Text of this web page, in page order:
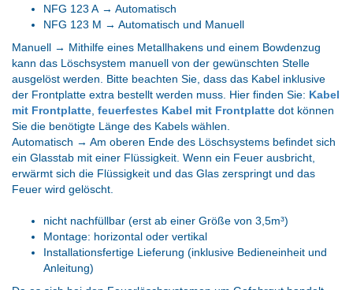
NFG 123 A → Automatisch
NFG 123 M → Automatisch und Manuell
Manuell → Mithilfe eines Metallhakens und einem Bowdenzug
kann das Löschsystem manuell von der gewünschten Stelle
ausgelöst werden. Bitte beachten Sie, dass das Kabel inklusive
der Frontplatte extra bestellt werden muss. Hier finden Sie: Kabel
mit Frontplatte feuerfestes Kabel mit Frontplatte dot können
Sie die benötigte Länge des Kabels wählen.
Automatisch → Am oberen Ende des Löschsystems befindet sich
ein Glasstab mit einer Flüssigkeit. Wenn ein Feuer ausbricht,
erwärmt sich die Flüssigkeit und das Glas zerspringt und das
Feuer wird gelöscht.
nicht nachfüllbar (erst ab einer Größe von 3,5m³)
Montage: horizontal oder vertikal
Installationsfertige Lieferung (inklusive Bedieneinheit und
Anleitung)